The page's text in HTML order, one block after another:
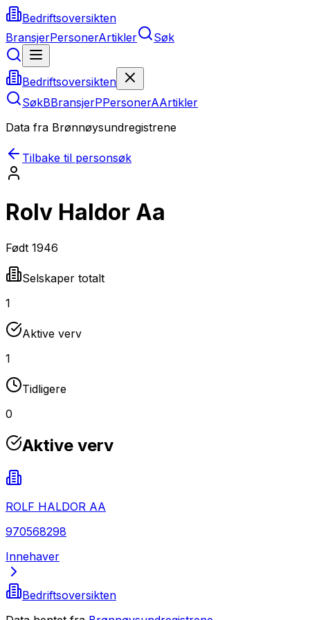
Bedriftsoversikten
BransjerPersonerArtikler Søk
Bedriftsoversikten
SøkBBransjerPPersonerAArtikler
Data fra Brønnøysundregistrene
Tilbake til personsøk
Rolv Haldor Aa
Født 1946
Selskaper totalt
1
Aktive verv
1
Tidligere
0
Aktive verv
ROLF HALDOR AA
970568298
Innehaver
Bedriftsoversikten